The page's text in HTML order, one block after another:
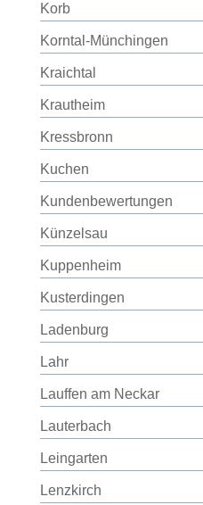
Korb
Korntal-Münchingen
Kraichtal
Krautheim
Kressbronn
Kuchen
Kundenbewertungen
Künzelsau
Kuppenheim
Kusterdingen
Ladenburg
Lahr
Lauffen am Neckar
Lauterbach
Leingarten
Lenzkirch